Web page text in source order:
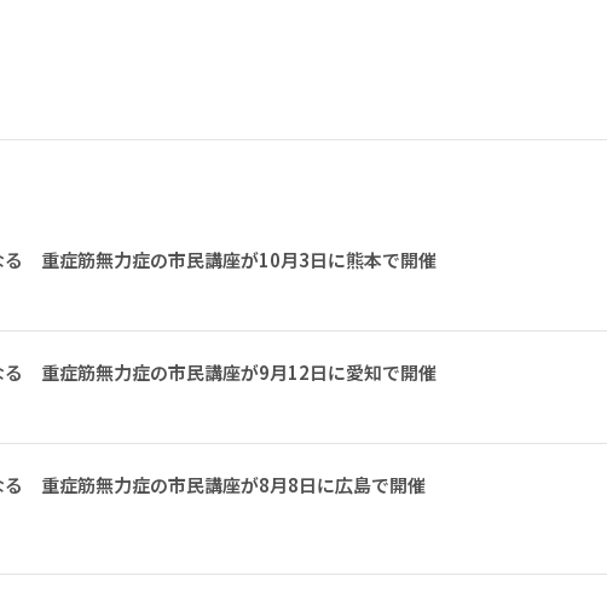
る 重症筋無力症の市民講座が10月3日に熊本で開催
る 重症筋無力症の市民講座が9月12日に愛知で開催
る 重症筋無力症の市民講座が8月8日に広島で開催